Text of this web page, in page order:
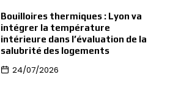
Bouilloires thermiques : Lyon va
intégrer la température
intérieure dans l’évaluation de la
salubrité des logements
24/07/2026